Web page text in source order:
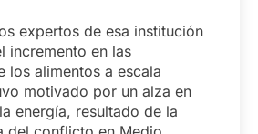
expertos de esa institución
incremento en las
los alimentos a escala
motivado por un alza en
energía, resultado de la